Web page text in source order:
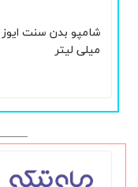
میلی لیتر